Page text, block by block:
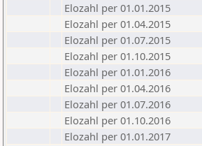
Elozahl per 01.01.2015
Elozahl per 01.04.2015
Elozahl per 01.07.2015
Elozahl per 01.10.2015
Elozahl per 01.01.2016
Elozahl per 01.04.2016
Elozahl per 01.07.2016
Elozahl per 01.10.2016
Elozahl per 01.01.2017